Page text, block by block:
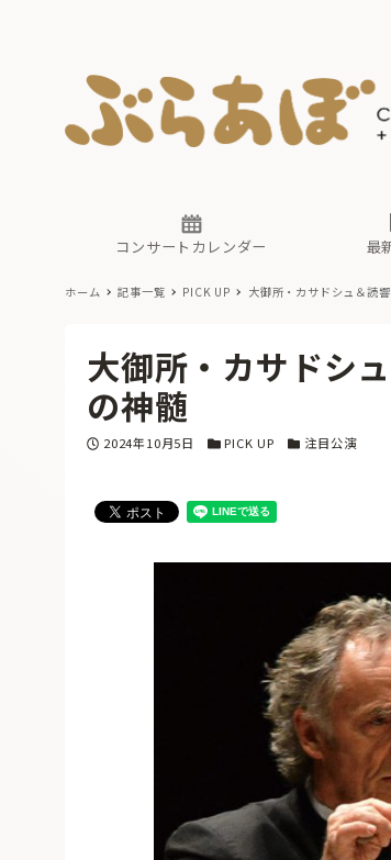
コンサートカレンダー 最
ホーム 記事一覧 PICK UP 大御所・カサドシュ＆読
大御所・カサドシ
の神髄
投稿日
2024年10月5日 カテゴリー
PICK UP カテゴリー
注目公演